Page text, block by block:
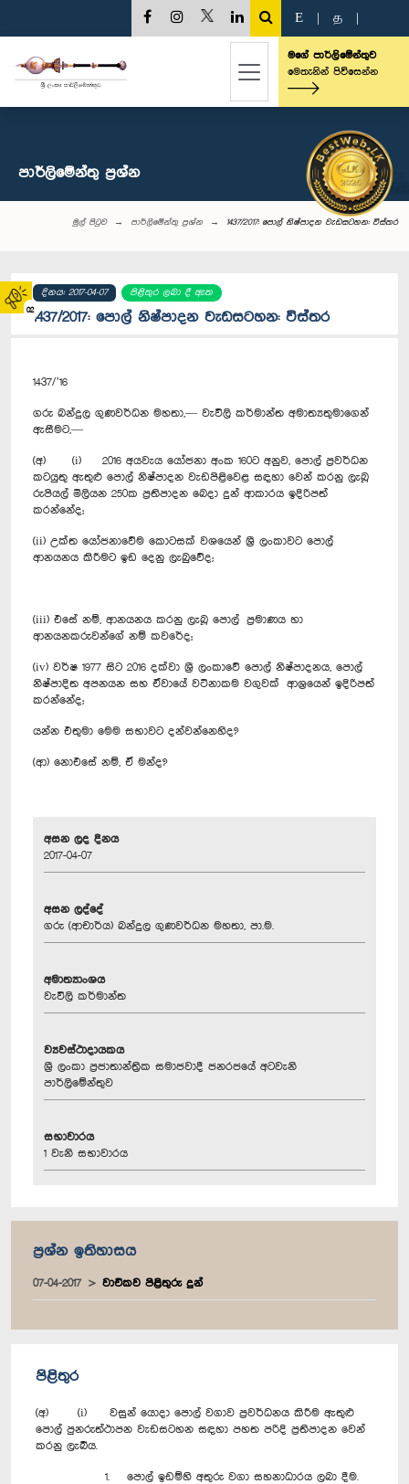
02
E த
මගේ පාර්ලිමේන්තුව
මෙතැනින් පිවිසෙන්න
පාර්ලි‌මේන්තු‌ ප්‍රශ්න
මුල් පිටුව පාර්ලි‌මේන්තු‌ ප්‍රශ්න 1437/2017: පොල් නිෂ්පාදන වැඩසටහන: විස්තර
දිනය: 2017-04-07 පිළිතුර ලබා දී ඇත
1437/2017: පොල් නිෂ්පාදන වැඩසටහන: විස්තර
1437/’16
ගරු බන්දුල ගුණවර්ධන මහතා,— වැවිලි කර්මාන්ත අමාත්‍යතුමාගෙන්
ඇසීමට,—
(අ) (i) 2016 අයවැය යෝජනා අංක 160ට අනුව, පොල් ප්‍රවර්ධන
කටයුතු ඇතුළු පොල් නිෂ්පාදන වැඩපිළිවෙළ සඳහා වෙන් කරනු ලැබූ
රුපියල් මිලියන 250ක ප්‍රතිපාදන බෙදා දුන් ආකාරය ඉදිරිපත්
කරන්නේද;
(ii) උක්ත යෝජනාවේම කොටසක් වශයෙන් ශ්‍රී ලංකාවට පොල්
ආනයනය කිරීමට ඉඩ දෙනු ලැබුවේද;
(iii) එසේ නම්, ආනයනය කරනු ලැබූ පොල් ප්‍රමාණය හා
ආනයනකරුවන්ගේ නම් කවරේද;
(iv) වර්ෂ 1977 සිට 2016 දක්වා ශ්‍රී ලංකාවේ පොල් නිෂ්පාදනය, පොල්
නිෂ්පාදිත අපනයන සහ ඒවායේ වටිනාකම වගුවක් ආශ්‍රයෙන් ඉදිරිපත්
කරන්නේද;
යන්න එතුමා මෙම සභාවට දන්වන්නෙහිද?
(ආ) නොඑසේ නම්, ඒ මන්ද?
අසන ලද දිනය
2017-04-07
අසන ලද්දේ
ගරු (ආචාර්ය) බන්දුල ගුණවර්ධන මහතා, පා.ම.
අමාත්‍යාංශය
වැවිලි කර්මාන්ත
ව්‍යවස්ථාදායකය
ශ්‍රී ලංකා ප්‍රජාතාන්ත්‍රික සමාජවාදී ජනරජයේ අටවැනි
පාර්ලිමේන්තුව
සභාවාරය
1 වැනි සභාවාරය
ප්‍රශ්න ඉතිහාසය
07-04-2017 වාචිකව පිළිතුරු දුන්
පිළිතුර
(අ) (i) වසුන් යොදා පොල් වගාව ප්‍රවර්ධනය කිරීම ඇතුළු
පොල් පුනරුත්ථාපන වැඩසටහන සඳහා පහත පරිදි ප්‍රතිපාදන වෙන්
කරනු ලැබීය.
1. පොල් ඉඩම්හි අතුරු වගා සහනාධාරය ලබා දීම.